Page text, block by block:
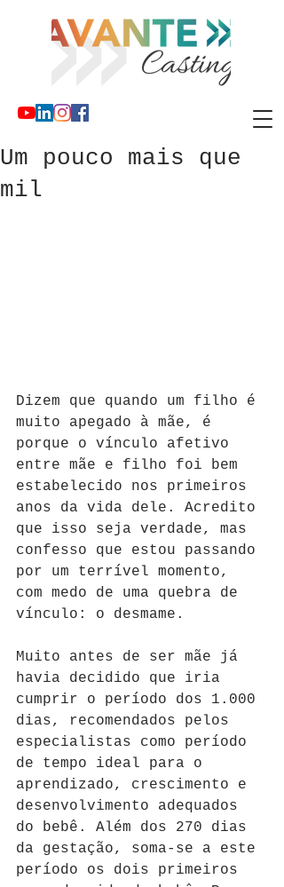
Um pouco mais que
mil
Dizem que quando um filho é
muito apegado à mãe, é
porque o vínculo afetivo
entre mãe e filho foi bem
estabelecido nos primeiros
anos da vida dele. Acredito
que isso seja verdade, mas
confesso que estou passando
por um terrível momento,
com medo de uma quebra de
vínculo: o desmame.
Muito antes de ser mãe já
havia decidido que iria
cumprir o período dos 1.000
dias, recomendados pelos
especialistas como período
de tempo ideal para o
aprendizado, crescimento e
desenvolvimento adequados
do bebê. Além dos 270 dias
da gestação, soma-se a este
período os dois primeiros